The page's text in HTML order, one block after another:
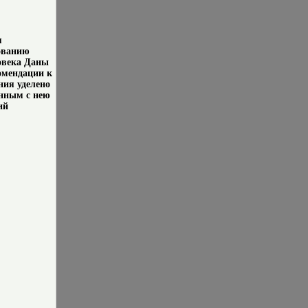
Даны
к
уделено
с нею